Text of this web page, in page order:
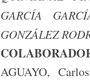
GARCÍA
GONZÁLEZ
AGUAYO,